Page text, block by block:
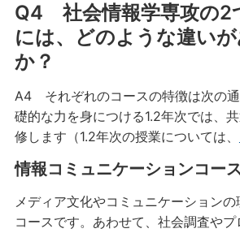
Q4 社会情報学専攻の2
には、どのような違い
か？
A4 それぞれのコースの特徴は次の
礎的な力を身につける1.2年次では、
修します（1.2年次の授業については、
情報コミュニケーションコー
メディア文化やコミュニケーション
コースです。あわせて、社会調査や